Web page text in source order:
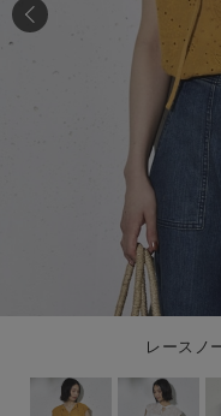
レースノ